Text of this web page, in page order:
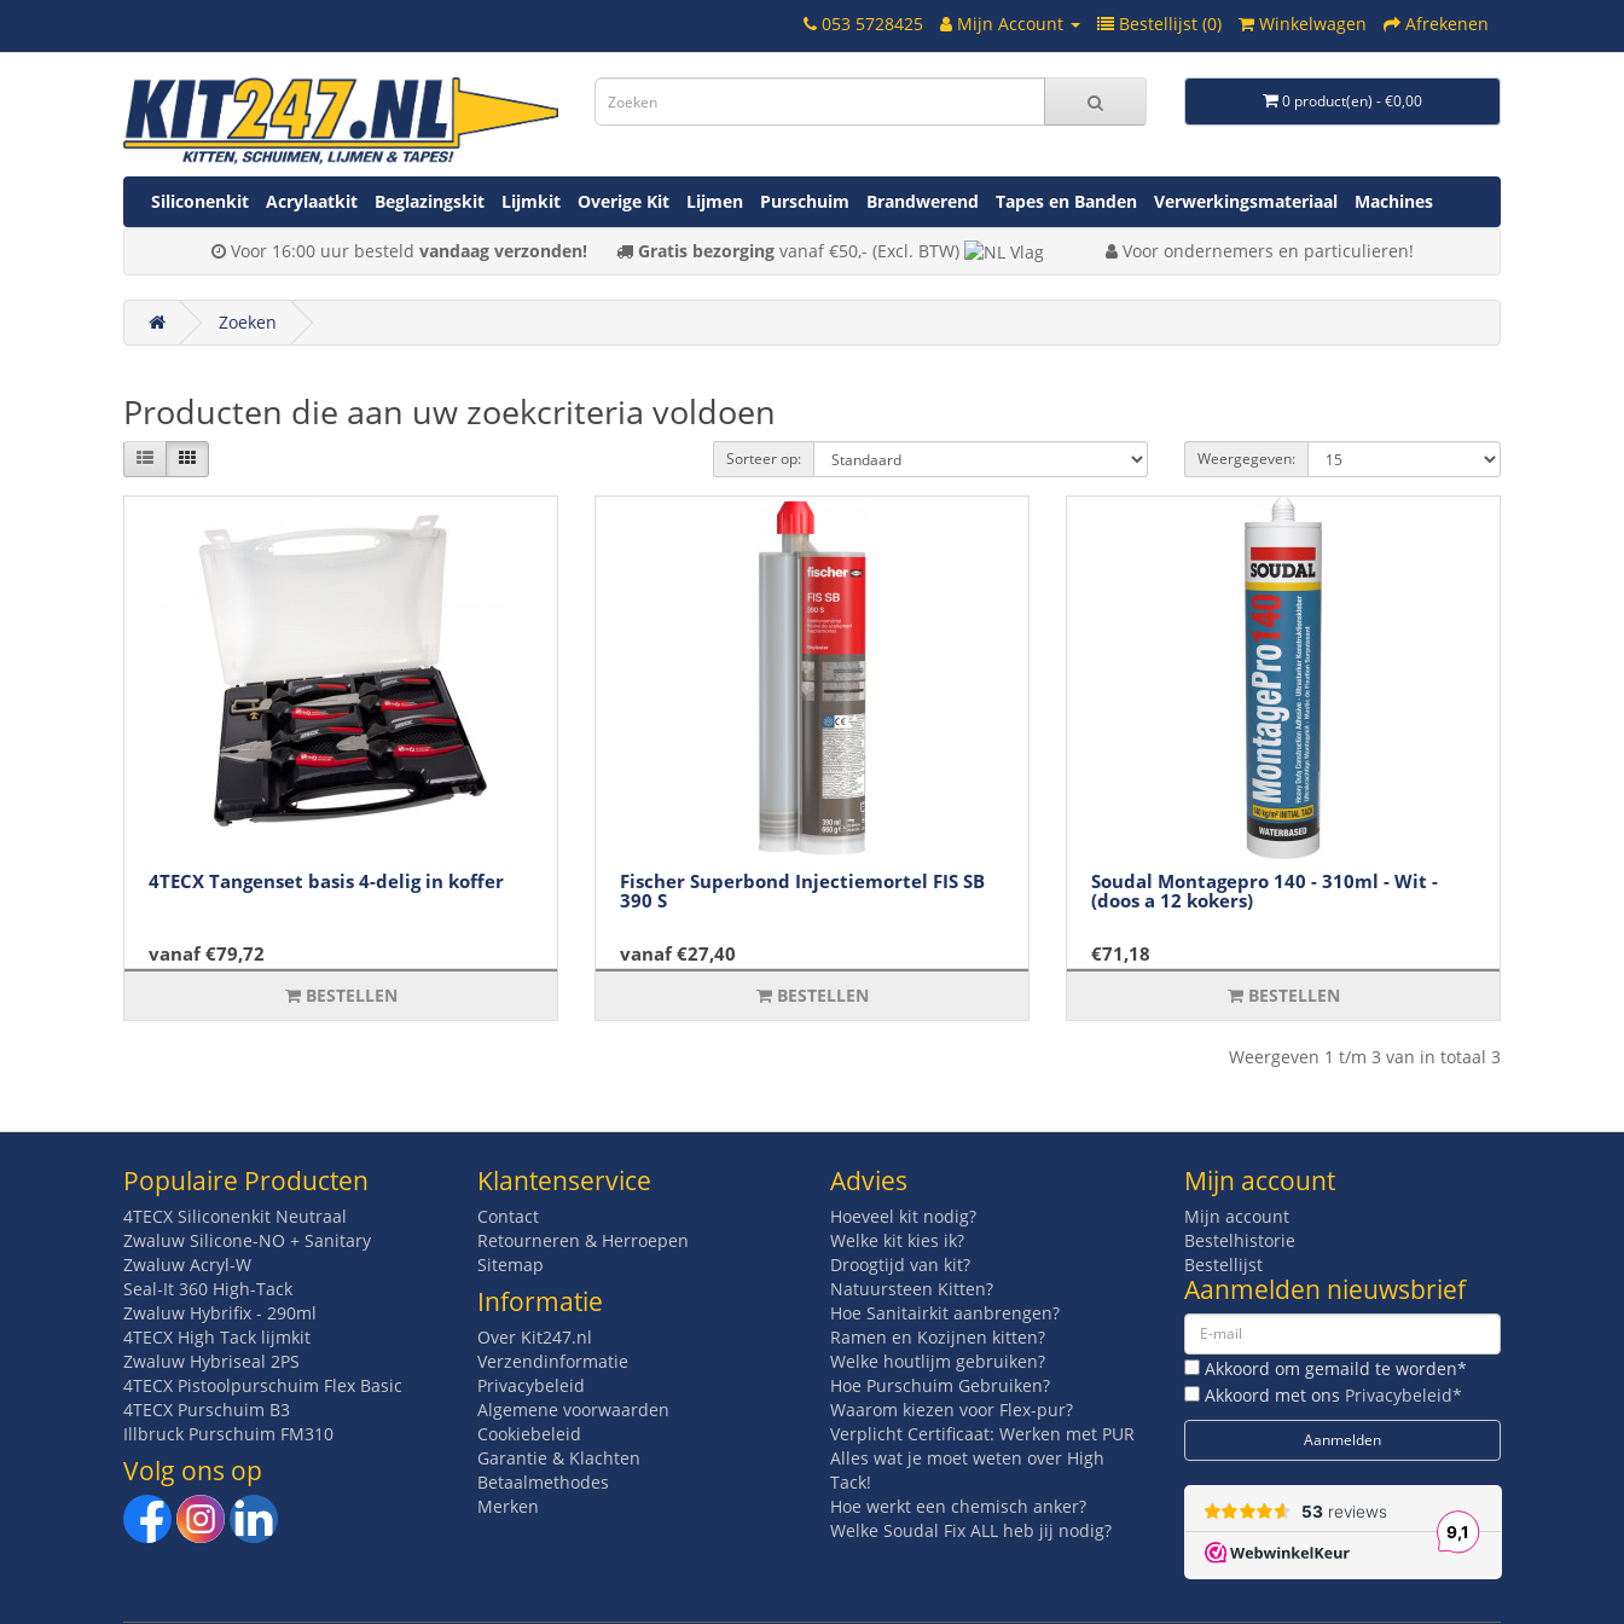
053 5728425 Mijn Account Bestellijst (0) Winkelwagen Afrekenen
0 product(en) - €0,00
Siliconenkit Acrylaatkit Beglazingskit Lijmkit Overige Kit Lijmen Purschuim Brandwerend Tapes en Banden Verwerkingsmateriaal Machines
Voor 16:00 uur besteld vandaag verzonden! Gratis bezorgingvanaf€50,- (Excl. BTW) Voor ondernemers en particulieren!
Zoeken
Producten die aan uw zoekcriteria voldoen
Sorteer op: Weergegeven:
4TECX Tangenset basis 4-delig in koffer
vanaf €79,72
BESTELLEN
Fischer Superbond Injectiemortel FIS SB
390 S
vanaf €27,40
BESTELLEN
Soudal Montagepro 140 - 310ml - Wit -
(doos a 12 kokers)
€71,18
BESTELLEN
Weergeven 1 t/m 3 van in totaal 3
Populaire Producten
4TECX Siliconenkit Neutraal
Zwaluw Silicone-NO + Sanitary
Zwaluw Acryl-W
Seal-It 360 High-Tack
Zwaluw Hybrifix - 290ml
4TECX High Tack lijmkit
Zwaluw Hybriseal 2PS
4TECX Pistoolpurschuim Flex Basic
4TECX Purschuim B3
Illbruck Purschuim FM310
Volg ons op
Klantenservice
Contact
Retourneren & Herroepen
Sitemap
Informatie
Over Kit247.nl
Verzendinformatie
Privacybeleid
Algemene voorwaarden
Cookiebeleid
Garantie & Klachten
Betaalmethodes
Merken
Advies
Hoeveel kit nodig?
Welke kit kies ik?
Droogtijd van kit?
Natuursteen Kitten?
Hoe Sanitairkit aanbrengen?
Ramen en Kozijnen kitten?
Welke houtlijm gebruiken?
Hoe Purschuim Gebruiken?
Waarom kiezen voor Flex-pur?
Verplicht Certificaat: Werken met PUR
Alles wat je moet weten over High
Tack!
Hoe werkt een chemisch anker?
Welke Soudal Fix ALL heb jij nodig?
Mijn account
Mijn account
Bestelhistorie
Bestellijst
Aanmelden nieuwsbrief
Akkoord om gemaild te worden*
Akkoord met ons Privacybeleid*